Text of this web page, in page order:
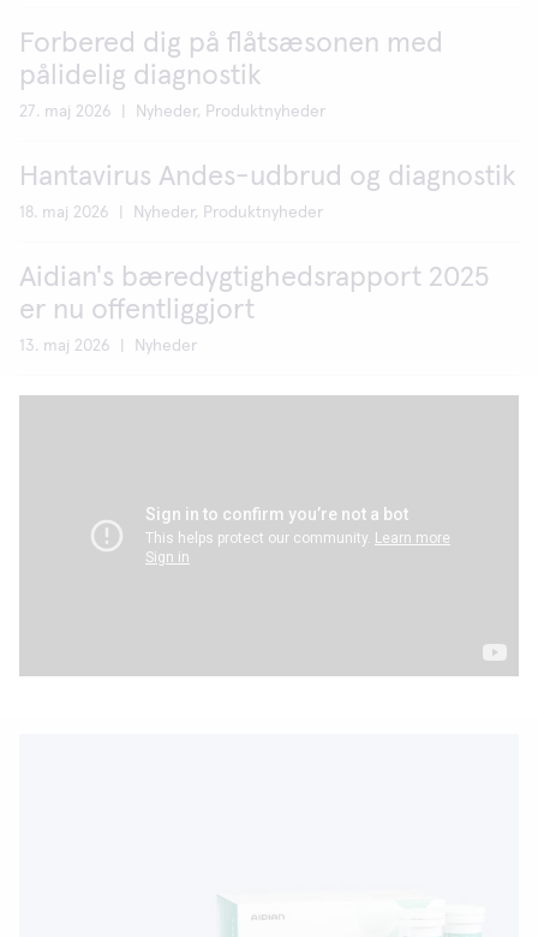
Forbered dig på flåtsæsonen med
pålidelig diagnostik
27. maj 2026 Nyheder, Produktnyheder
Hantavirus Andes-udbrud og diagnostik
18. maj 2026 Nyheder, Produktnyheder
Aidian's bæredygtighedsrapport 2025
er nu offentliggjort
13. maj 2026 Nyheder